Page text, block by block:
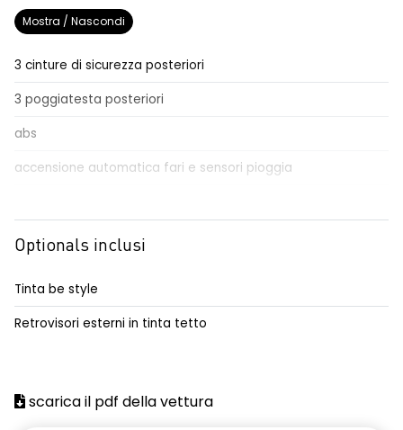
Mostra / Nascondi
3 cinture di sicurezza posteriori
3 poggiatesta posteriori
abs
accensione automatica fari e sensori pioggia
airbag frontale conducente e passeggero
alzacristalli posteriori elettrici impulsionali
azacristalli anteriori elettrici e impulsionali
Optionals inclusi
Tinta be style
Retrovisori esterni in tinta tetto
scarica il pdf della vettura